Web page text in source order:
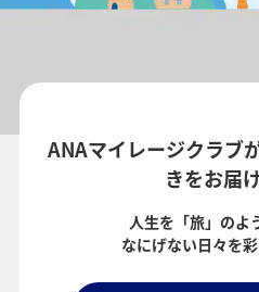
ANAマイレージクラブ
きをお届
人生を「旅」のよ
なにげない日々を彩